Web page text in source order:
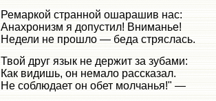
Ремаркой странной ошарашив нас:
Анахронизм я допустил! Вниманье!
Недели не прошло — беда стряслась.
Твой друг язык не держит за зубами:
Как видишь, он немало рассказал.
Не соблюдает он обет молчанья!" —